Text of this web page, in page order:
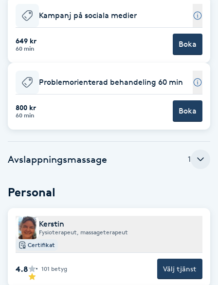
Babylights
Balayage
Barnklippning
BIAB
Brynformning
Kampanj på sociala medier
649 kr
60 min Boka
Problemorienterad behandeling 60 min
800 kr
60 min Boka
Avslappningsmassage 1
Personal
Kerstin
Fysioterapeut, massageterapeut
Certifikat
4.8 101 betyg Välj tjänst